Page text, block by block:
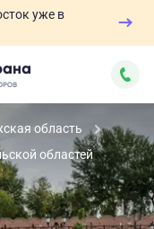
уже в
область
областей